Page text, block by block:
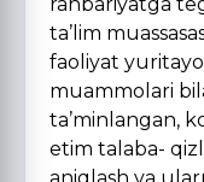
ta’lim
faoliyat
muammolari
ta’minlangan,
etim talaba-